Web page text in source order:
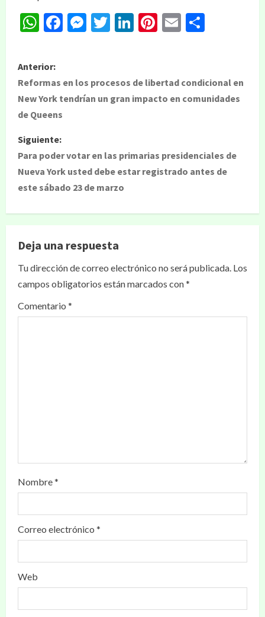
WhatsApp
Facebook
Messenger
Twitter
LinkedIn
Pinterest
Email
Anterior:
Reformas en los procesos de libertad condicional en
New York tendrían un gran impacto en comunidades
de Queens
Siguiente:
Para poder votar en las primarias presidenciales de
Nueva York usted debe estar registrado antes de
este sábado 23 de marzo
Deja una respuesta
Tu dirección de correo electrónico no será publicada. Los
campos obligatorios están marcados con*
Comentario *
Nombre*
Correo electrónico *
Web